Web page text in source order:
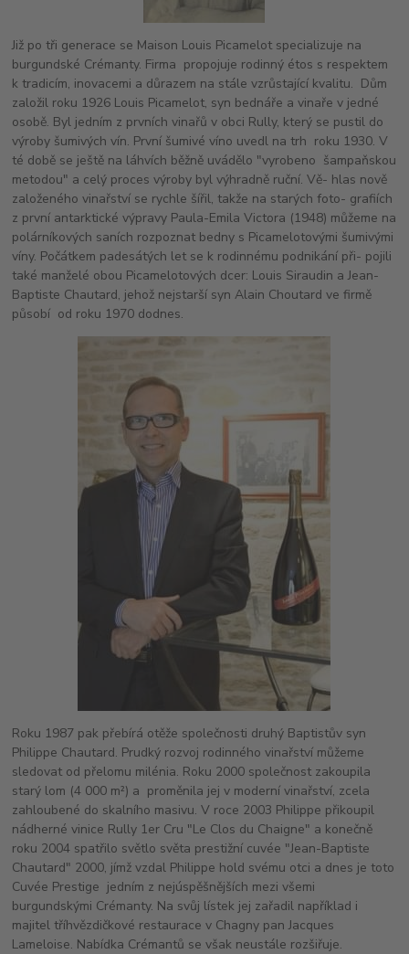
Již po tři generace se Maison Louis Picamelot specializuje na
burgundské Crémanty. Firma propojuje rodinný étos s respektem
k tradicím, inovacemi a důrazem na stále vzrůstající kvalitu. Dům
založil roku 1926 Louis Picamelot, syn bednáře a vinaře v jedné
osobě. Byl jedním z prvních vinařů v obci Rully, který se pustil do
výroby šumivých vín. První šumivé víno uvedl na trh roku 1930. V
té době se ještě na láhvích běžně uvádělo "vyrobeno šampaňskou
metodou" a celý proces výroby byl výhradně ruční. Vě- hlas nově
založeného vinařství se rychle šířil, takže na starých foto- grafiích
z první antarktické výpravy Paula-Emila Victora (1948) můžeme na
polárníkových saních rozpoznat bedny s Picamelotovými šumivými
víny. Počátkem padesátých let se k rodinnému podnikání při- pojili
také manželé obou Picamelotových dcer: Louis Siraudin a Jean-
Baptiste Chautard, jehož nejstarší syn Alain Choutard ve firmě
působí od roku 1970 dodnes.
Roku 1987 pak přebírá otěže společnosti druhý Baptistův syn
Philippe Chautard. Prudký rozvoj rodinného vinařství můžeme
sledovat od přelomu milénia. Roku 2000 společnost zakoupila
starý lom (4 000 m²) a proměnila jej v moderní vinařství, zcela
zahloubené do skalního masivu. V roce 2003 Philippe přikoupil
nádherné vinice Rully 1er Cru "Le Clos du Chaigne" a konečně
roku 2004 spatřilo světlo světa prestižní cuvée "Jean-Baptiste
Chautard" 2000, jímž vzdal Philippe hold svému otci a dnes je toto
Cuvée Prestige jedním z nejúspěšnějších mezi všemi
burgundskými Crémanty. Na svůj lístek jej zařadil například i
majitel tříhvězdičkové restaurace v Chagny pan Jacques
Lameloise. Nabídka Crémantů se však neustále rozšiřuje.